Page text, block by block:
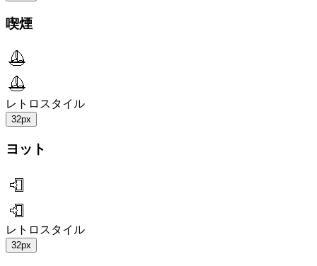
喫煙
レトロスタイル
32px
ヨット
レトロスタイル
32px